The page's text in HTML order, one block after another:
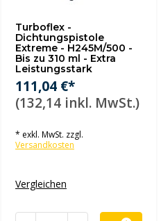
Turboflex -
Dichtungspistole
Extreme - H245M/500 -
Bis zu 310 ml - Extra
Leistungsstark
111,04 €*
(132,14 inkl. MwSt.)
* exkl. MwSt. zzgl.
Versandkosten
Vergleichen